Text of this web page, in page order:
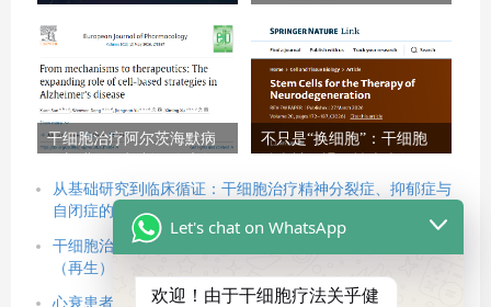
胞治疗帕金森病已触手可
全有效，显著改善身体机
能
干细胞治疗阿尔茨海默病
据与未来展望（2026）
不只是“换细胞”：干细胞
通过“调环境”逆转困局？
从基础研究到临床循证：干细胞治疗精神分裂症、抑郁症与
自闭症的新策略
干细胞治疗帕金森病的新思路：利用多能干细胞重建回路
（再生），借力间充质干细胞改善微环境（修复）
心衰患者的新选择：改善心力衰竭的干细胞疗法正式获批，
Let's chat on WhatsApp
欢迎！由于干细胞疗法关乎健